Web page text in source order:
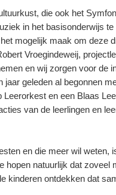
die ook het
in het basisonderwijs
mogelijk maak om deze
Vroegindeweij,
en wij zorgen voor de
geleden al begonnen
Leerorkest en een Blaas
van de leerlingen en
en die meer wil weten,
hopen natuurlijk dat zoveel
kinderen ontdekken dat